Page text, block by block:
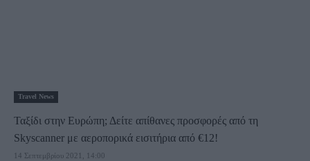
Travel News
Ταξίδι στην Ευρώπη; Δείτε απίθανες προσφορές από τη
Skyscanner με αεροπορικά εισιτήρια από €12!
14 Σεπτεμβρίου 2021, 14:00